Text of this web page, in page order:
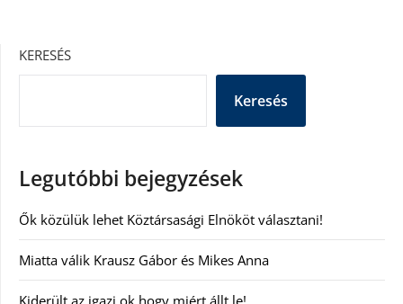
KERESÉS
Keresés
Legutóbbi bejegyzések
Ők közülük lehet Köztársasági Elnököt választani!
Miatta válik Krausz Gábor és Mikes Anna
Kiderült az igazi ok hogy miért állt le!